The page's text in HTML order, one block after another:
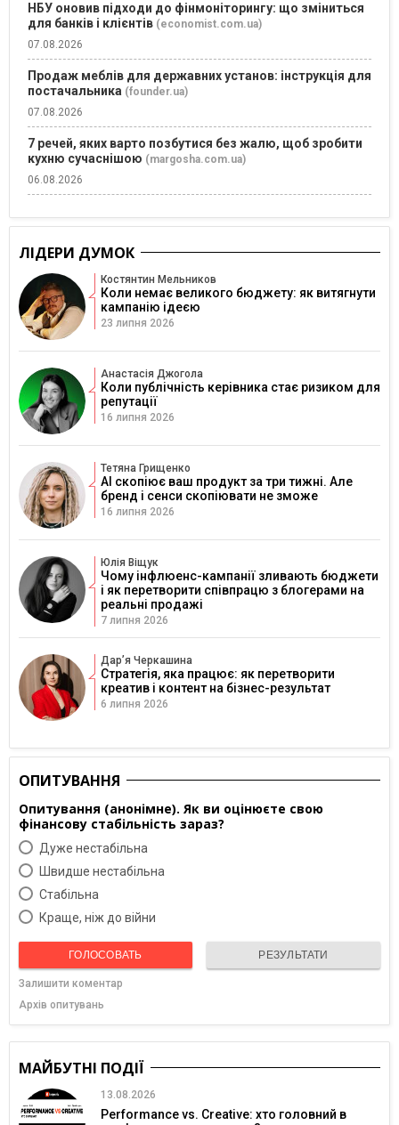
НБУ оновив підходи до фінмоніторингу: що зміниться
для банків і клієнтів (economist.com.ua)
07.08.2026
Продаж меблів для державних установ: інструкція для
постачальника (founder.ua)
07.08.2026
7 речей, яких варто позбутися без жалю, щоб зробити
кухню сучаснішою (margosha.com.ua)
06.08.2026
ЛІДЕРИ ДУМОК
Костянтин Мельников
Коли немає великого бюджету: як витягнути
кампанію ідеєю
23 липня 2026
Анастасія Джогола
Коли публічність керівника стає ризиком для
репутації
16 липня 2026
Тетяна Грищенко
AI скопіює ваш продукт за три тижні. Але
бренд і сенси скопіювати не зможе
16 липня 2026
Юлія Віщук
Чому інфлюенс-кампанії зливають бюджети
і як перетворити співпрацю з блогерами на
реальні продажі
7 липня 2026
Дарʼя Черкашина
Стратегія, яка працює: як перетворити
креатив і контент на бізнес-результат
6 липня 2026
ОПИТУВАННЯ
Опитування (анонімне). Як ви оцінюєте свою
фінансову стабільність зараз?
Дуже нестабільна
Швидше нестабільна
Cтабільна
Краще, ніж до війни
ГОЛОСОВАТЬ РЕЗУЛЬТАТИ
Залишити коментар
Архів опитувань
МАЙБУТНІ ПОДІЇ
13.08.2026
Performance vs. Creative: хто головний в